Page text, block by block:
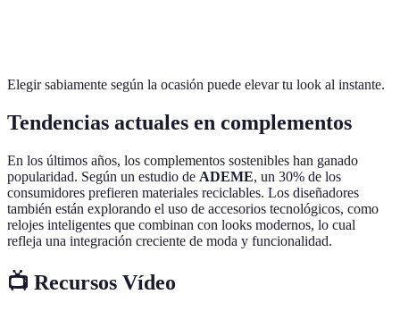
Elegir sabiamente según la ocasión puede elevar tu look al instante.
Tendencias actuales en complementos
En los últimos años, los complementos sostenibles han ganado
popularidad. Según un estudio de ADEME, un 30% de los
consumidores prefieren materiales reciclables. Los diseñadores
también están explorando el uso de accesorios tecnológicos, como
relojes inteligentes que combinan con looks modernos, lo cual
refleja una integración creciente de moda y funcionalidad.
📺 Recursos Vídeo